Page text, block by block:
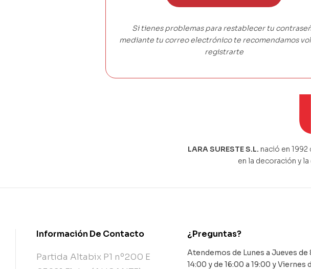
Si tienes problemas para restablecer tu
mediante tu correo electrónico te recomendamos
registrarte
LARA SURESTE S.L. nació en
en la decoración y
Información De Contacto
Partida Altabix P1 nº200 E
¿Preguntas?
Atendemos de Lunes a Jueves de
14:00 y de 16:00 a 19:00 y Viernes